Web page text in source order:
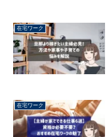
在宅ワーク
在宅ワーク